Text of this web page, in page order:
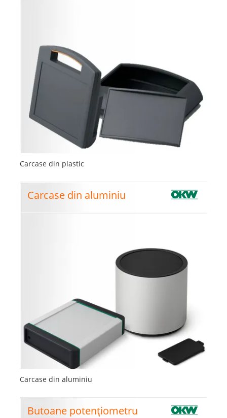
Carcase din plastic
Carcase din aluminiu
Carcase din aluminiu
Butoane potențiometru